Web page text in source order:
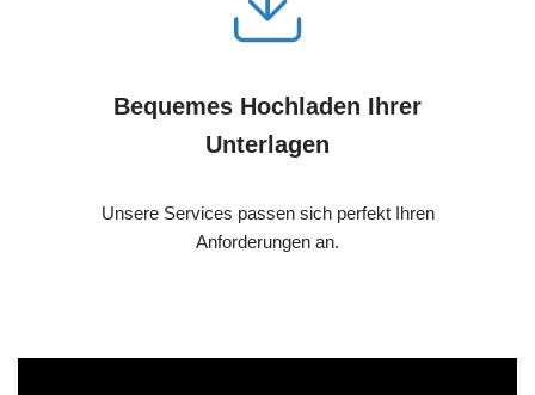
Bequemes Hochladen Ihrer
Unterlagen
Unsere Services passen sich perfekt Ihren
Anforderungen an.